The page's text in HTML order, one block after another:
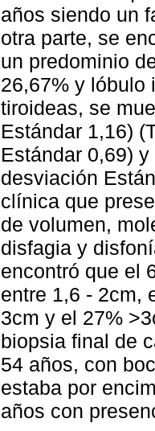
años siendo un
otra parte, se
un predominio
26,67% y lóbulo
tiroideas, se
Estándar 1,16)
Estándar 0,69)
desviación
clínica que
de volumen,
disfagia y
encontró que el
entre 1,6 - 2cm,
3cm y el 27%
biopsia final de
54 años, con
estaba por
años con